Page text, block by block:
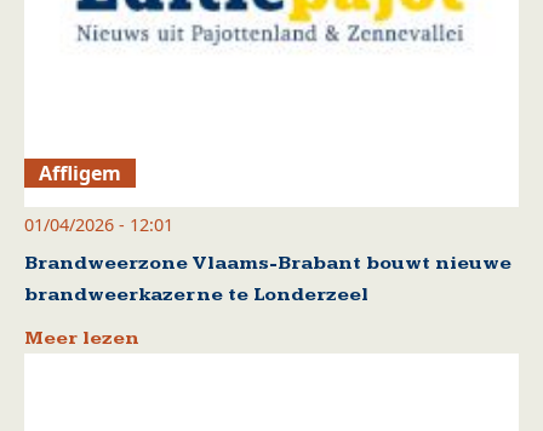
Affligem
01/04/2026 - 12:01
Brandweerzone Vlaams-Brabant bouwt nieuwe
brandweerkazerne te Londerzeel
Meer lezen